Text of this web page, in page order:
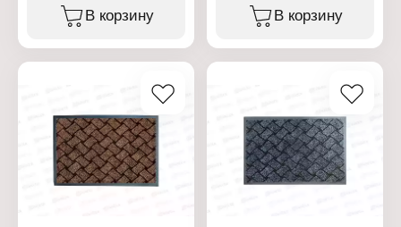
Тип товара: Коврик
Вариация:
Материал: ворс
полиэстер, подложка
В корзину
Тип товара: Коврик
Вариация:
Материал: ворс
полиэстер, подложка
В корзину